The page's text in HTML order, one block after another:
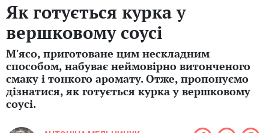
Як готується курка у
вершковому соусі
М'ясо, приготоване цим нескладним
способом, набуває неймовірно витонченого
смаку і тонкого аромату. Отже, пропонуємо
дізнатися, як готується курка у вершковому
соусі.